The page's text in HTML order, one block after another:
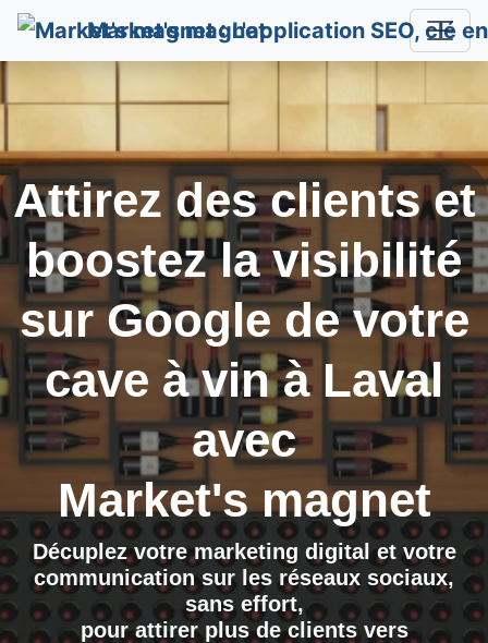
Market's magnet
Attirez des clients et
boostez la visibilité
sur Google de votre
cave à vin à Laval
avec
Market's magnet
Décuplez votre marketing digital et votre
communication sur les réseaux sociaux,
sans effort,
pour attirer plus de clients vers